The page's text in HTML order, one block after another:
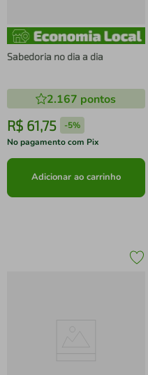
Sabedoria no dia a dia
2.167 pontos
R$ 61,75 -5%
No pagamento com Pix
Adicionar ao carrinho